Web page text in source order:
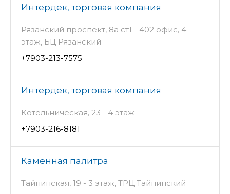
Интердек, торговая компания
Рязанский проспект, 8а ст1 - 402 офис, 4
этаж, БЦ Рязанский
+7903-213-7575
Интердек, торговая компания
Котельническая, 23 - 4 этаж
+7903-216-8181
Каменная палитра
Тайнинская, 19 - 3 этаж, ТРЦ Тайнинский